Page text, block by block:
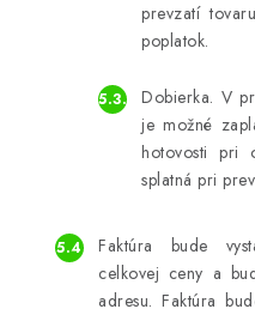
prevzatí
poplatok.
Dobierka. V
je možné
hotovosti pri
splatná pri
Faktúra bude
celkovej ceny a
adresu. Faktúra